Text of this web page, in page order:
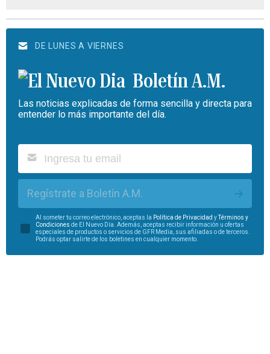
DE LUNES A VIERNES
Boletín A.M.
Las noticias explicadas de forma sencilla y directa para
entender lo más importante del día.
Regístrate a Boletín A.M.
Al someter tu correo electrónico, aceptas la Política de Privacidad y
Términos y
Condiciones de El Nuevo Día. Además, aceptas recibir información u ofertas
especiales de productos o servicios de GFR Media, sus afiliadas o de terceros.
Podrás optar salirte de los boletines en cualquier momento.